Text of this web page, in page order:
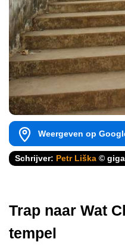
Weergeven op
Schrijver: Petr Liška ©
Trap naar Wat
tempel